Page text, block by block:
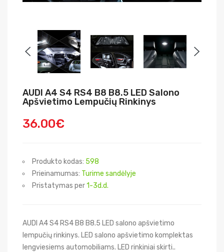
AUDI A4 S4 RS4 B8 B8.5 LED Salono
Apšvietimo Lempučių Rinkinys
36.00€
Produkto kodas: 598
Prieinamumas: Turime sandėlyje
Pristatymas per1-3d.d.
AUDI A4 S4 RS4 B8 B8.5 LED salono apšvietimo
lempučių rinkinys. LED salono apšvietimo komplektas
lengviesiems automobiliams. LED rinkiniai skirti..